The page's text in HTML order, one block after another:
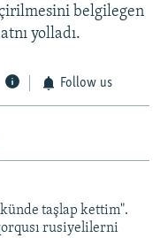
belgilegen
yolladı.
Follow us
taşlap kettim".
rusiyelilerni